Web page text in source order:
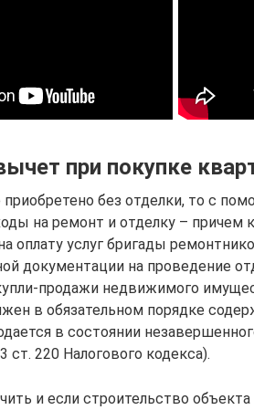
при покупке
без отделки, то с
на ремонт и отделку – причем
оплату услуг бригады
документации на проведение
продажи недвижимого
в обязательном порядке
в состоянии
ст. 220 Налогового кодекса).
и если строительство